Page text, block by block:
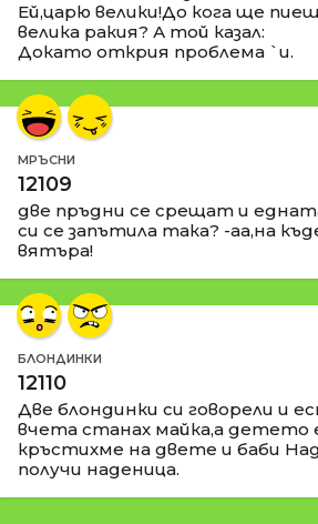
Ей,царю велики!До кога ще
велика ракия? А той казал:
Докато открия проблема `и.
МРЪСНИ
12109
две пръдни се срещат и
си се запътила така? -аа,на
вятъра!
БЛОНДИНКИ
12110
Две блондинки си говорели и
вчета станах майка,а детето
кръстихме на двете и баби
получи наденица.